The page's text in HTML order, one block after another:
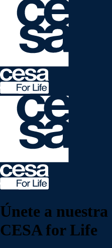
Únete a nuestra
CESA for Life